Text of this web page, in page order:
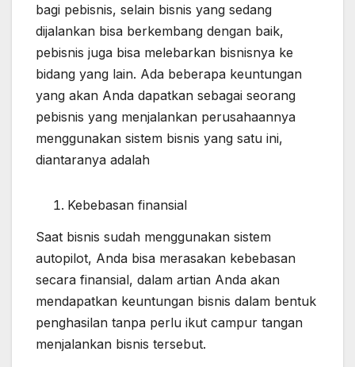
bagi pebisnis, selain bisnis yang sedang
dijalankan bisa berkembang dengan baik,
pebisnis juga bisa melebarkan bisnisnya ke
bidang yang lain. Ada beberapa keuntungan
yang akan Anda dapatkan sebagai seorang
pebisnis yang menjalankan perusahaannya
menggunakan sistem bisnis yang satu ini,
diantaranya adalah
Kebebasan finansial
Saat bisnis sudah menggunakan sistem
autopilot, Anda bisa merasakan kebebasan
secara finansial, dalam artian Anda akan
mendapatkan keuntungan bisnis dalam bentuk
penghasilan tanpa perlu ikut campur tangan
menjalankan bisnis tersebut.